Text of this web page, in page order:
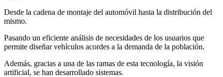
Desde la cadena de montaje del automóvil hasta la distribución del
mismo.
Pasando un eficiente análisis de necesidades de los usuarios que
permite diseñar vehículos acordes a la demanda de la población.
Además, gracias a una de las ramas de esta tecnología, la visión
artificial, se han desarrollado sistemas.